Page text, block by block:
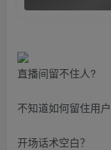
直播间留不住人?
不知道如何留住用户
开场话术空白？